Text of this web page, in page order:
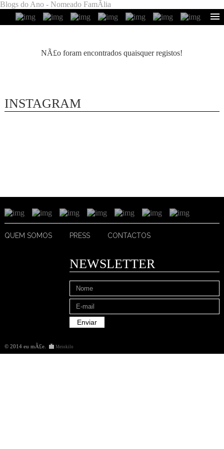
Blogs do Ano - Nomeado FamÃ­lia
NÃ£o foram encontrados quaisquer registos!
INSTAGRAM
QUEM SOMOS PRESS CONTACTOS
NEWSLETTER
© 2014 eu mÃ£e. Meiokilo